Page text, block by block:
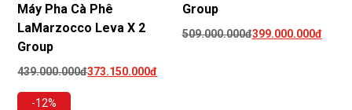
Máy Pha Cà Phê
LaMarzocco Leva X 2
Group
439.000.000đ373.150.000đ
Group
509.000.000đ399.000.000đ
-12%